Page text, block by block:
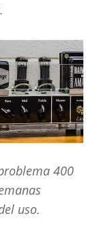
400
uso.